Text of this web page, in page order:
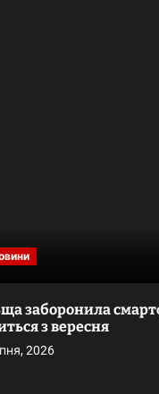
заборонила
з вересня
2026